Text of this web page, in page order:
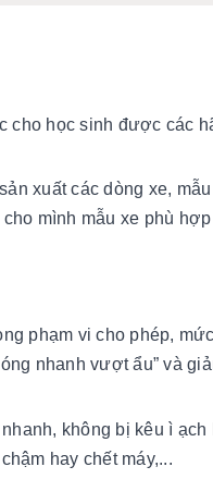
cho học sinh được các
xuất các dòng xe, mẫu
mình mẫu xe phù
phạm vi cho phép,
nhanh vượt ẩu” và
không bị kêu ì ạch
hay chết máy,...